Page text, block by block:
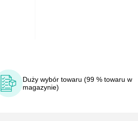
Duży wybór towaru (99 % towaru w
magazynie)